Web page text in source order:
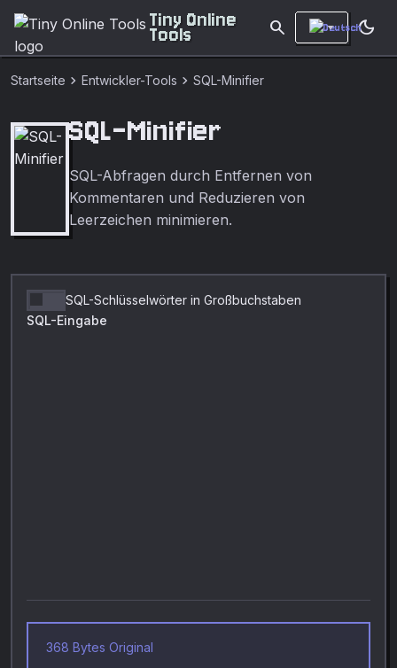
Tiny Online
Tools search dark_mode
Startseite chevron_right Entwickler-Tools chevron_right SQL-Minifier
SQL-Minifier
SQL-Abfragen durch Entfernen von
Kommentaren und Reduzieren von
Leerzeichen minimieren.
SQL-Schlüsselwörter in Großbuchstaben
SQL-Eingabe
368 Bytes Original